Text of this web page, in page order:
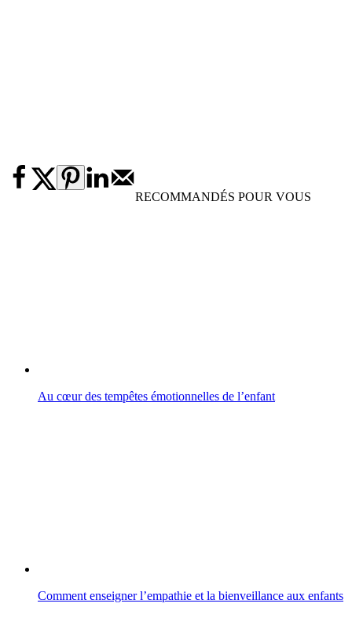
RECOMMANDÉS POUR VOUS
Au cœur des tempêtes émotionnelles de l’enfant
Comment enseigner l’empathie et la bienveillance aux enfants